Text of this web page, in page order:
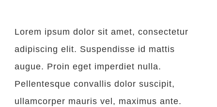
Lorem ipsum dolor sit amet, consectetur
adipiscing elit. Suspendisse id mattis
augue. Proin eget imperdiet nulla.
Pellentesque convallis dolor suscipit,
ullamcorper mauris vel, maximus ante.